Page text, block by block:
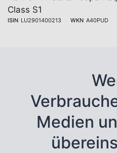
Class S1
ISIN LU2901400213 WKN A40PUD
Medien